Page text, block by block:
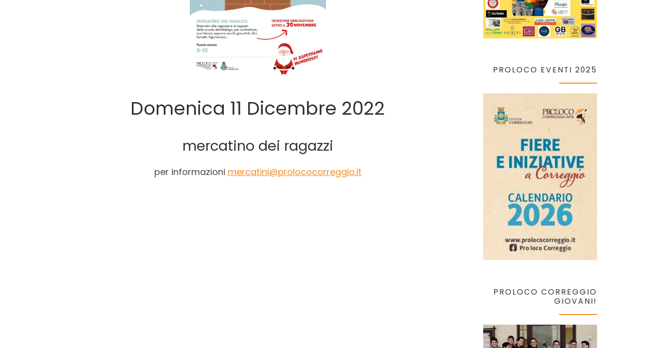
Domenica 11 Dicembre 2022
mercatino dei ragazzi
per informazioni mercatini@prolococorreggio.it
PROLOCO EVENTI 2025
PROLOCO CORREGGIO
GIOVANI!